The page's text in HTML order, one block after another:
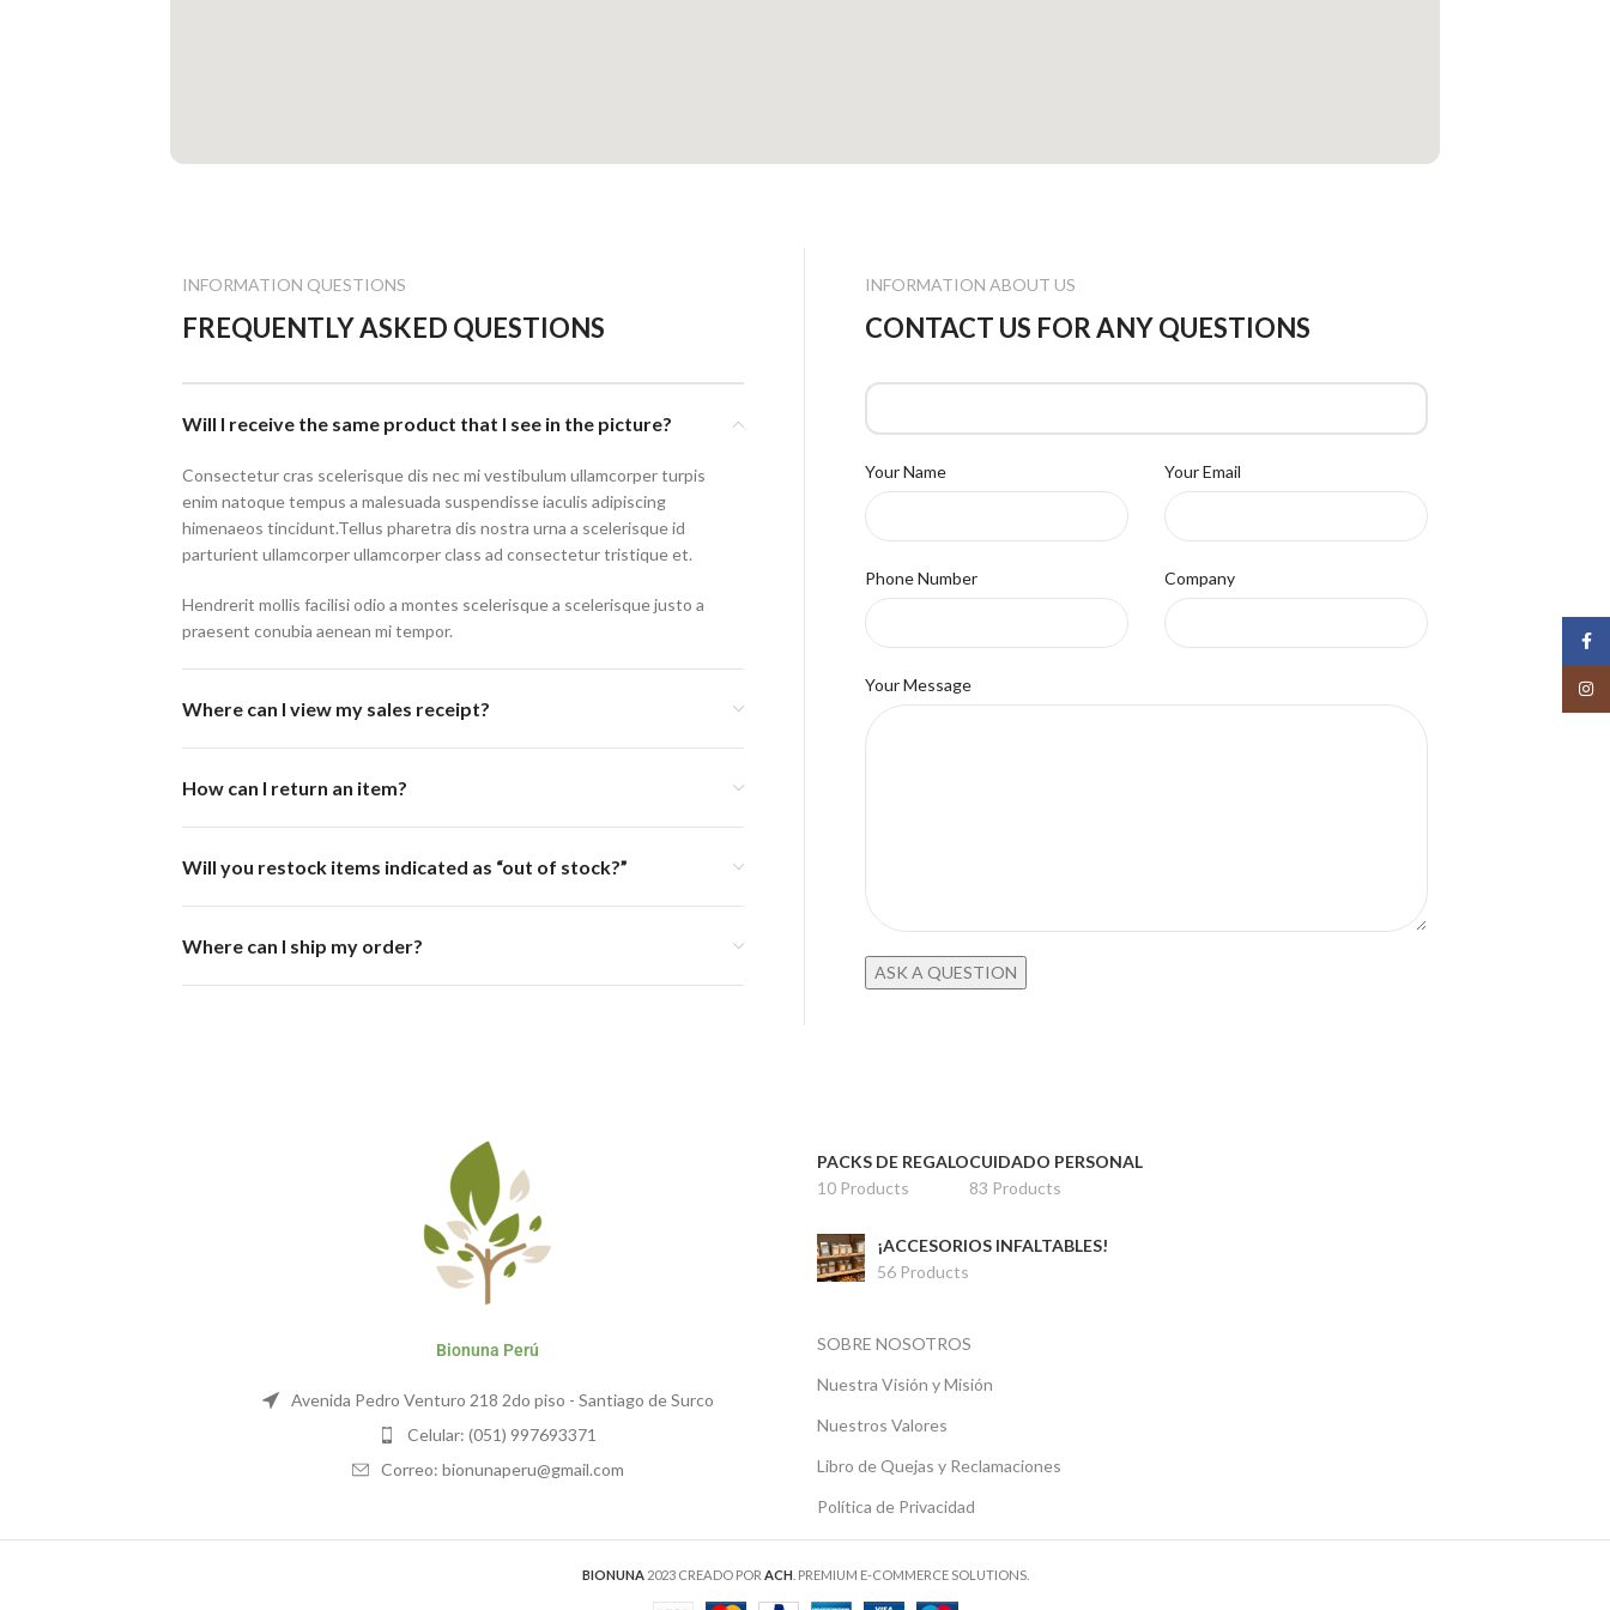
INFORMATION QUESTIONS
FREQUENTLY ASKED QUESTIONS
Will I receive the same product that I see in the picture?
Consectetur cras scelerisque dis nec mi vestibulum ullamcorper turpis
enim natoque tempus a malesuada suspendisse iaculis adipiscing
himenaeos tincidunt.Tellus pharetra dis nostra urna a scelerisque id
parturient ullamcorper ullamcorper class ad consectetur tristique et.
Hendrerit mollis facilisi odio a montes scelerisque a scelerisque justo a
praesent conubia aenean mi tempor.
Where can I view my sales receipt?
How can I return an item?
Will you restock items indicated as “out of stock?”
Where can I ship my order?
INFORMATION ABOUT US
CONTACT US FOR ANY QUESTIONS
Your Name Your Email
Phone Number Company
Your Message
Bionuna Perú
Avenida Pedro Venturo 218 2do piso - Santiago de Surco
Celular: (051) 997693371
Correo: bionunaperu@gmail.com
PACKS DE REGALO
10 Products
CUIDADO PERSONAL
83 Products
¡ACCESORIOS INFALTABLES!
56 Products
SOBRE NOSOTROS
Nuestra Visión y Misión
Nuestros Valores
Libro de Quejas y Reclamaciones
Política de Privacidad
BIONUNA 2023 CREADO POR ACH . PREMIUM E-COMMERCE SOLUTIONS.